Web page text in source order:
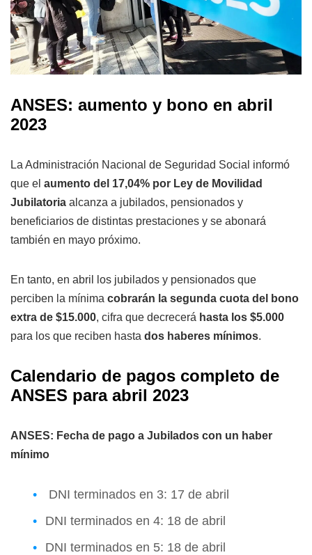
ANSES: aumento y bono en abril
2023
La Administración Nacional de Seguridad Social informó
que el aumento del 17,04% por Ley de Movilidad
Jubilatoria alcanza a jubilados, pensionados y
beneficiarios de distintas prestaciones y se abonará
también en mayo próximo.
En tanto, en abril los jubilados y pensionados que
perciben la mínima cobrarán la segunda cuota del bono
extra de $15.000, cifra que decrecerá hasta los $5.000
para los que reciben hasta dos haberes mínimos.
Calendario de pagos completo de
ANSES para abril 2023
ANSES: Fecha de pago a Jubilados con un haber
mínimo
DNI terminados en 3: 17 de abril
DNI terminados en 4: 18 de abril
DNI terminados en 5: 18 de abril